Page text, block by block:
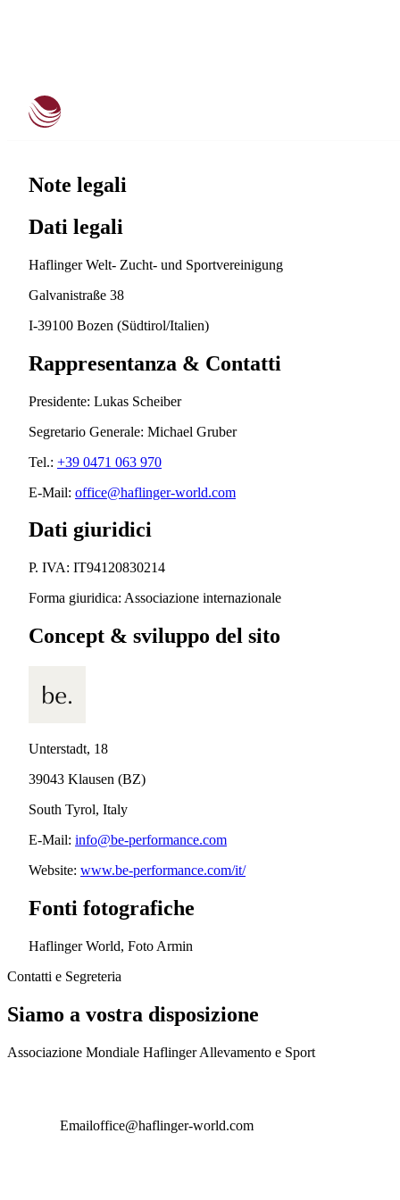
Note legali
Dati legali
Haflinger Welt- Zucht- und Sportvereinigung
Galvanistraße 38
I-39100 Bozen (Südtirol/Italien)
Rappresentanza & Contatti
Presidente: Lukas Scheiber
Segretario Generale: Michael Gruber
Tel.: +39 0471 063 970
E-Mail: office@haflinger-world.com
Dati giuridici
P. IVA: IT94120830214
Forma giuridica: Associazione internazionale
Concept & sviluppo del sito
Unterstadt, 18
39043 Klausen (BZ)
South Tyrol, Italy
E-Mail: info@be-performance.com
Website: www.be-performance.com/it/
Fonti fotografiche
Haflinger World, Foto Armin
Contatti e Segreteria
Siamo a vostra disposizione
Associazione Mondiale Haflinger Allevamento e Sport
Emailoffice@haflinger-world.com